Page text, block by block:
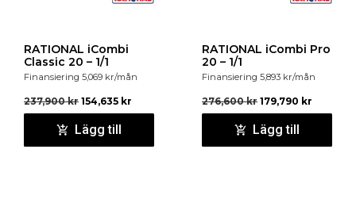
RATIONAL iCombi
Classic 20 – 1/1
Finansiering 5,069 kr/mån
237,900kr 154,635 kr
Lägg till
RATIONAL iCombi Pro
20 – 1/1
Finansiering 5,893 kr/mån
276,600kr 179,790 kr
Lägg till